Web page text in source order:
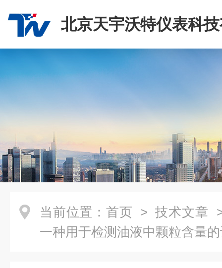
北京天宇沃特仪表科
司
当前位置： 首页 > 技术文章
一种用于检测油液中颗粒含量